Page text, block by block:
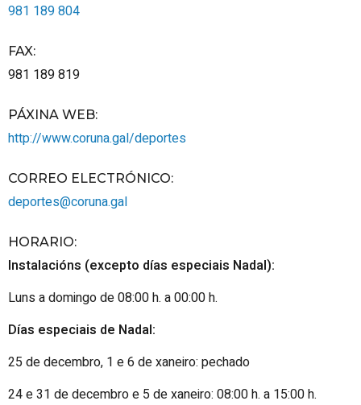
981 189 804
FAX:
981 189 819
PÁXINA WEB:
http://www.coruna.gal/deportes
CORREO ELECTRÓNICO:
deportes@coruna.gal
HORARIO:
Instalacións (excepto días especiais Nadal):
Luns a domingo de 08:00 h. a 00:00 h.
Días especiais de Nadal:
25 de decembro, 1 e 6 de xaneiro: pechado
24 e 31 de decembro e 5 de xaneiro: 08:00 h. a 15:00 h.